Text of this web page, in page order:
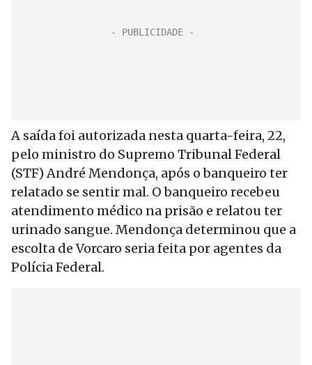
A saída foi autorizada nesta quarta-feira, 22,
pelo ministro do Supremo Tribunal Federal
(STF) André Mendonça, após o banqueiro ter
relatado se sentir mal. O banqueiro recebeu
atendimento médico na prisão e relatou ter
urinado sangue. Mendonça determinou que a
escolta de Vorcaro seria feita por agentes da
Polícia Federal.